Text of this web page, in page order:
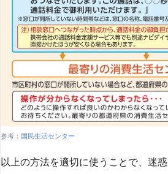
参考： 国民生活センター
以上の方法を適切に使うことで、迷